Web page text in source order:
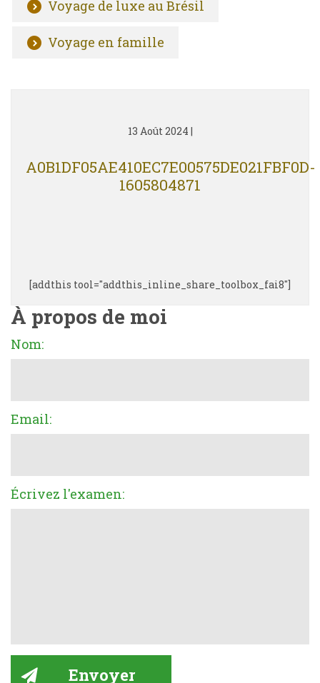
Voyage de luxe au Brésil
Voyage en famille
13 Août 2024 |
A0B1DF05AE410EC7E00575DE021FBF0D-
1605804871
[addthis tool="addthis_inline_share_toolbox_fai8"]
À propos de moi
Nom:
Email:
Écrivez l'examen: